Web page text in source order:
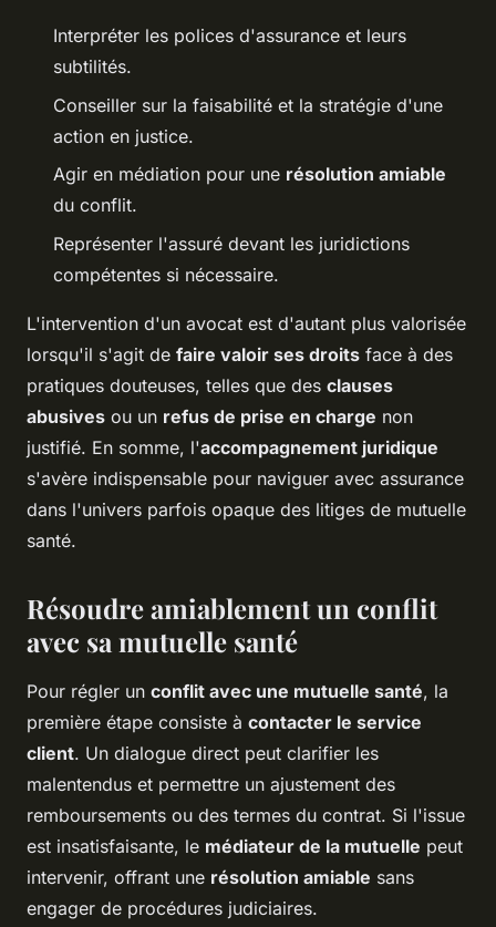
Interpréter les polices d'assurance et leurs
subtilités.
Conseiller sur la faisabilité et la stratégie d'une
action en justice.
Agir en médiation pour une résolution amiable
du conflit.
Représenter l'assuré devant les juridictions
compétentes si nécessaire.
L'intervention d'un avocat est d'autant plus valorisée
lorsqu'il s'agit de faire valoir ses droits face à des
pratiques douteuses, telles que des clauses
abusives ou un refus de prise en charge non
justifié. En somme, l'accompagnement juridique
s'avère indispensable pour naviguer avec assurance
dans l'univers parfois opaque des litiges de mutuelle
santé.
Résoudre amiablement un conflit
avec sa mutuelle santé
Pour régler un conflit avec une mutuelle santé, la
première étape consiste à contacter le service
client. Un dialogue direct peut clarifier les
malentendus et permettre un ajustement des
remboursements ou des termes du contrat. Si l'issue
est insatisfaisante, le médiateur de la mutuelle peut
intervenir, offrant une résolution amiable sans
engager de procédures judiciaires.